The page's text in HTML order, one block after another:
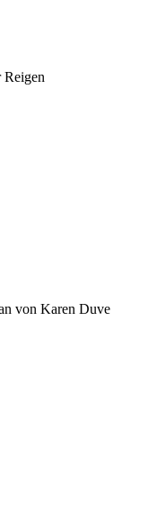
Reigen
von Karen Duve